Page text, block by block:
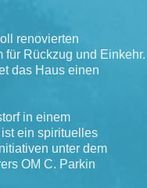
renovierten
Rückzug und Einkehr.
das Haus einen
in einem
ein spirituelles
unter dem
OM C. Parkin